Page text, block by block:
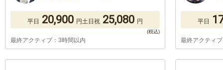
平日 20,900 円土日祝 25,080 円
最終アクティブ：3時間以内
平日
最終アクティ